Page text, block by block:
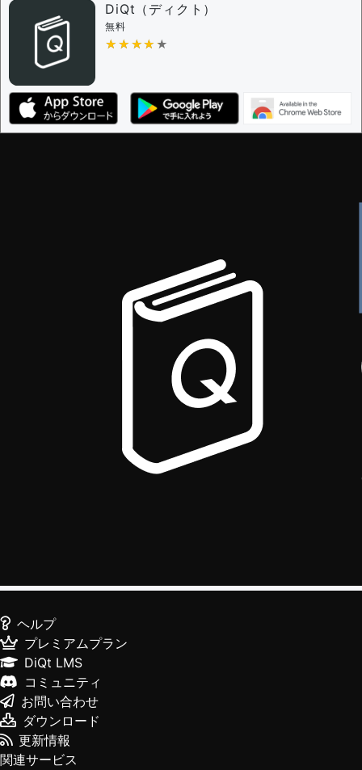
DiQt（ディクト）
無料
★★★★★
★★★★★
ヘルプ
プレミアムプラン
DiQt LMS
コミュニティ
お問い合わせ
ダウンロード
更新情報
関連サービス